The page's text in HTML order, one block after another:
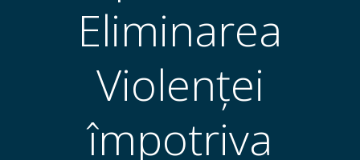
Eliminarea
Violenței
împotriva